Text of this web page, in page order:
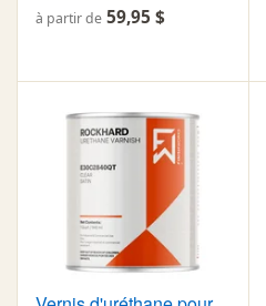
à partir de 59,95 $